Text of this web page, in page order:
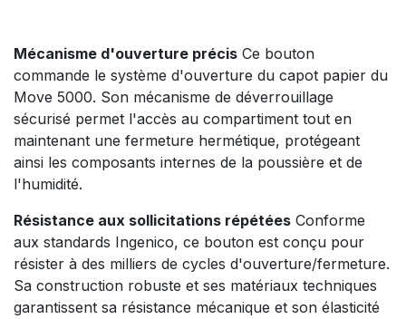
Mécanisme d'ouverture précis Ce bouton
commande le système d'ouverture du capot papier du
Move 5000. Son mécanisme de déverrouillage
sécurisé permet l'accès au compartiment tout en
maintenant une fermeture hermétique, protégeant
ainsi les composants internes de la poussière et de
l'humidité.
Résistance aux sollicitations répétées Conforme
aux standards Ingenico, ce bouton est conçu pour
résister à des milliers de cycles d'ouverture/fermeture.
Sa construction robuste et ses matériaux techniques
garantissent sa résistance mécanique et son élasticité